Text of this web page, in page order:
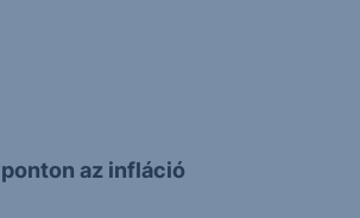
az infláció